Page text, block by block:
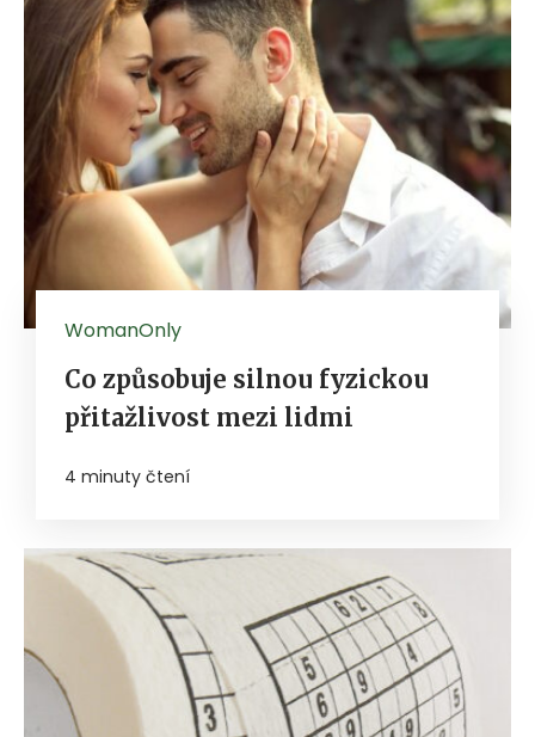
WomanOnly
Co způsobuje silnou fyzickou
přitažlivost mezi lidmi
4 minuty čtení